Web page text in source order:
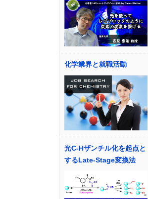
化学業界と就職活動
光C-Hザンチル化を起点と
するLate-Stage変換法